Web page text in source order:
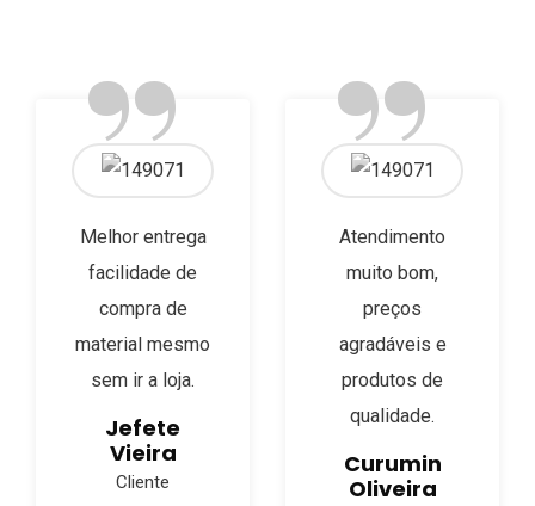
Clientes
”
Melhor entrega
facilidade de
compra de
material mesmo
sem ir a loja.
Jefete
Vieira
Cliente
”
Atendimento
muito bom,
preços
agradáveis e
produtos de
qualidade.
Curumin
Oliveira